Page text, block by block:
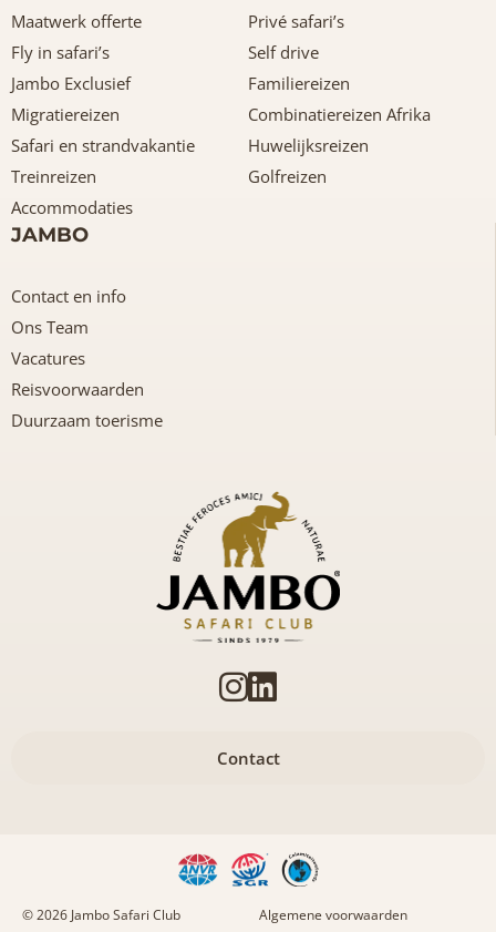
Maatwerk offerte
Privé safari’s
Fly in safari’s
Self drive
Jambo Exclusief
Familiereizen
Migratiereizen
Combinatiereizen Afrika
Safari en strandvakantie
Huwelijksreizen
Treinreizen
Golfreizen
Accommodaties
JAMBO
Contact en info
Ons Team
Vacatures
Reisvoorwaarden
Duurzaam toerisme
Contact
© 2026 Jambo Safari Club Algemene voorwaarden